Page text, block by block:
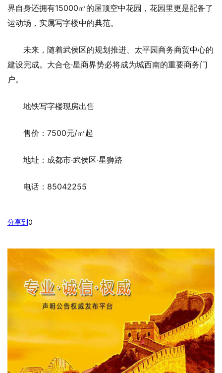
界自身还拥有15000㎡的屋顶空中花园，花园里更是配备了
运动场，实属写字楼中的典范。
未来，随着武侯区的规划推进、太平园商务商贸中心的
建设完成。大合仓·星商界势必将成为城西南的重要商务门
户。
地铁写字楼现房出售
售价：7500元/㎡起
地址：成都市·武侯区·星狮路
电话：85042255
分享到0